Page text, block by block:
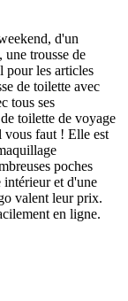
d'un
trousse de
pour les articles
de toilette avec
tous ses
toilette de voyage
vous faut ! Elle est
poches
intérieur et d'une
valent leur prix.
en ligne.